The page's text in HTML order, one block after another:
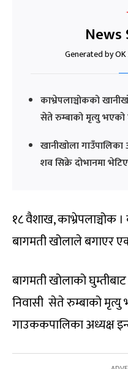
Generated by
काभ्रेपलाञ्चोकको
सेते रुम्बाको मृत्यु भएको
खानीखोला गाउँपालिका
शव सिक्रे दोभानमा
१८ वैशाख, काभ्रेपलाञ्चोक
बागमती खोलाले बगाएर
बागमती खोलाको
निवासी सेते रुम्बाको
गाउककपालिका अध्यक्ष